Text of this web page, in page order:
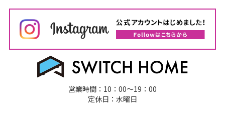
営業時間：10：00～19：00
定休日：水曜日